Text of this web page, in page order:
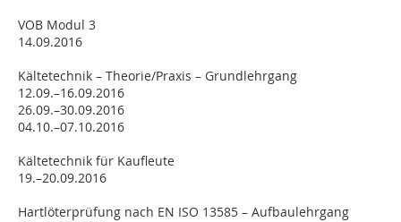
VOB Modul 3
14.09.2016
Kältetechnik – Theorie/Praxis – Grundlehrgang
12.09.–16.09.2016
26.09.–30.09.2016
04.10.–07.10.2016
Kältetechnik für Kaufleute
19.–20.09.2016
Hartlöterprüfung nach EN ISO 13585 – Aufbaulehrgang